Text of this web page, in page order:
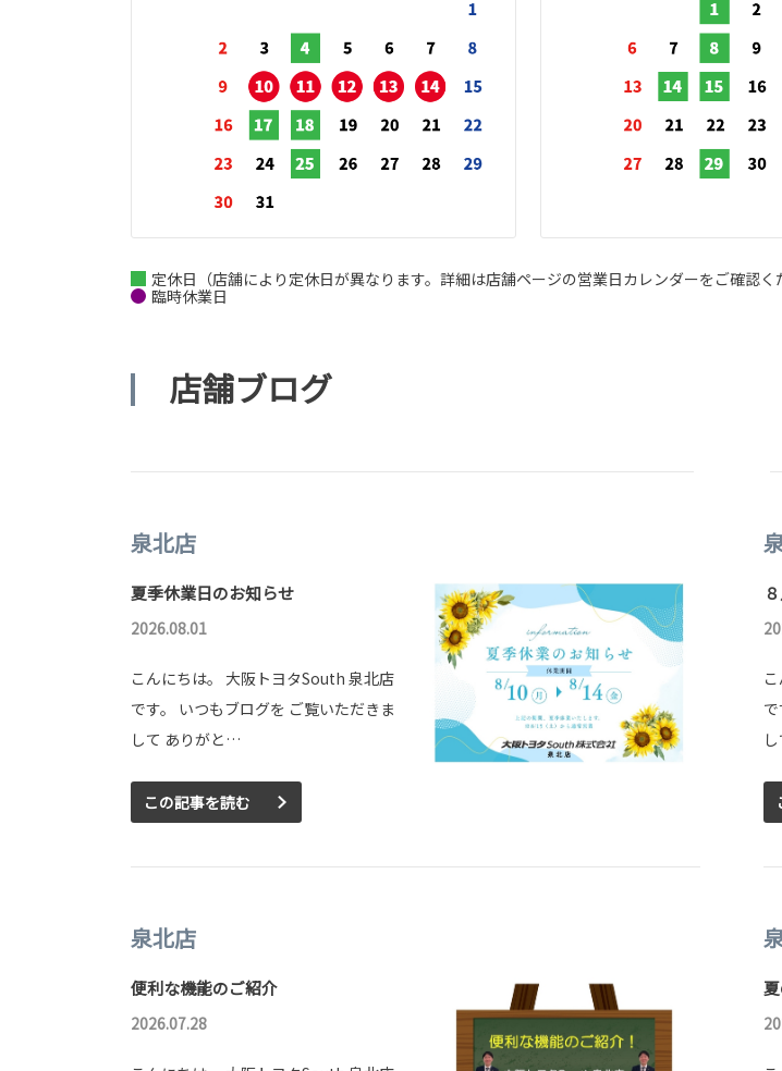
定休日（店舗により定休日が異なります。詳細は店舗ページの営業日カレンダーをご確認く
臨時休業日
店舗ブログ
泉北店
夏季休業日のお知らせ
2026.08.01
こんにちは。 大阪トヨタSouth 泉北店
です。 いつもブログを ご覧いただきま
して ありがと…
この記事を読む
泉北店
便利な機能のご紹介
2026.07.28